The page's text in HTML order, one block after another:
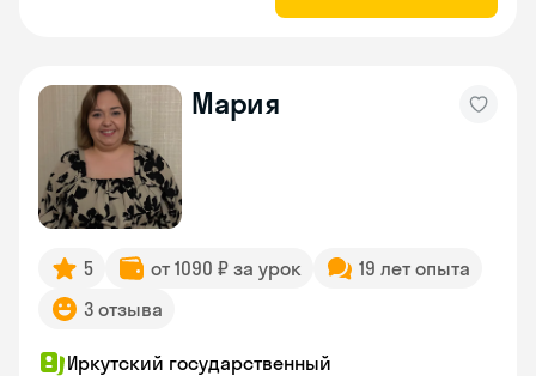
Мария
5 от 1090 ₽ за урок
19 лет опыта
3 отзыва
Иркутский государственный